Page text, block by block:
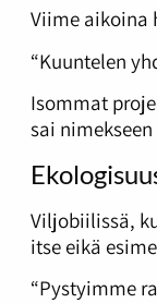
Viime aikoina
“Kuuntelen
Isommat
sai nimekseen
Viljobiilissä,
itse eikä
“Pystyimme